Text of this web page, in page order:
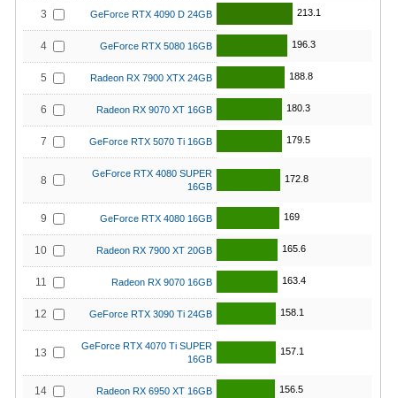
3 GeForce RTX 4090 D 24GB 213.1
4 GeForce RTX 5080 16GB 196.3
5 Radeon RX 7900 XTX 24GB 188.8
6 Radeon RX 9070 XT 16GB 180.3
7 GeForce RTX 5070 Ti 16GB 179.5
8
GeForce RTX 4080 SUPER
16GB
172.8
9 GeForce RTX 4080 16GB 169
10 Radeon RX 7900 XT 20GB 165.6
11 Radeon RX 9070 16GB 163.4
12 GeForce RTX 3090 Ti 24GB 158.1
13
GeForce RTX 4070 Ti SUPER
16GB
157.1
14 Radeon RX 6950 XT 16GB 156.5